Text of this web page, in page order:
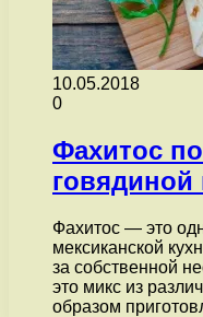
10.05.2018
0
Фахитос
Фахитос — это
мексиканской
за собственной
это микс из
образом